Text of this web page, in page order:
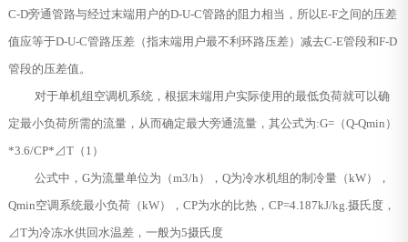
C-D旁通管路与经过末端用户的D-U-C管路的阻力相当，所以E-F之间的压差
值应等于D-U-C管路压差（指末端用户最不利环路压差）减去C-E管段和F-D
管段的压差值。
对于单机组空调机系统，根据末端用户实际使用的最低负荷就可以确
定最小负荷所需的流量，从而确定最大旁通流量，其公式为:G=（Q-Qmin）
*3.6/CP*⊿T（1）
公式中，G为流量单位为（m3/h），Q为冷水机组的制冷量（kW），
Qmin空调系统最小负荷（kW），CP为水的比热，CP=4.187kJ/kg.摄氏度，
⊿T为冷冻水供回水温差，一般为5摄氏度